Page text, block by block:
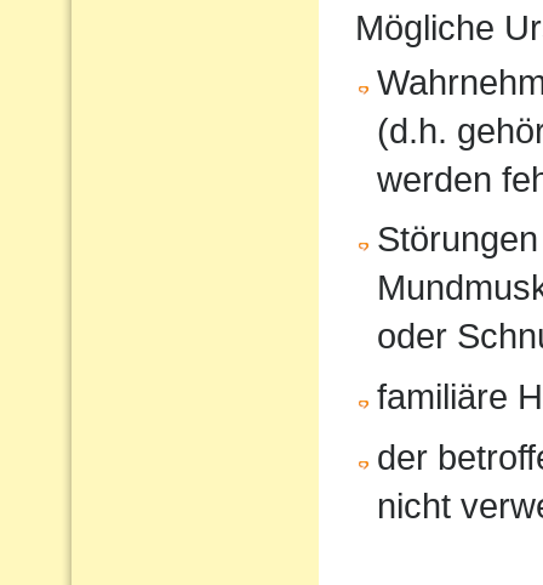
Mögliche
(d.h.
werden
oder
familiäre
der
nicht